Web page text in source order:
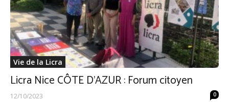
Vie de la Licra
Licra Nice CÔTE D’AZUR : Forum citoyen
12/10/2023 0